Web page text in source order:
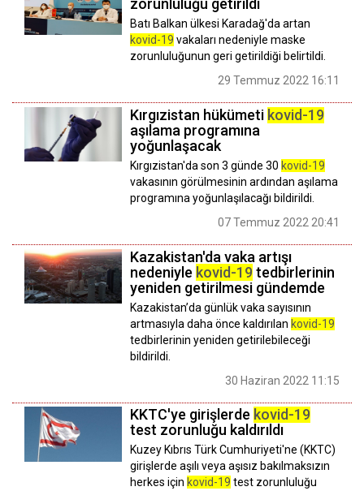
zorunluluğu getirildi
Batı Balkan ülkesi Karadağ'da artan
kovid-19 vakaları nedeniyle maske
zorunluluğunun geri getirildiği belirtildi.
29 Temmuz 2022 16:11
Kırgızistan hükümeti kovid-19
aşılama programına
yoğunlaşacak
Kırgızistan'da son 3 günde 30 kovid-19
vakasının görülmesinin ardından aşılama
programına yoğunlaşılacağı bildirildi.
07 Temmuz 2022 20:41
Kazakistan'da vaka artışı
nedeniyle kovid-19 tedbirlerinin
yeniden getirilmesi gündemde
Kazakistan’da günlük vaka sayısının
artmasıyla daha önce kaldırılan kovid-19
tedbirlerinin yeniden getirilebileceği
bildirildi.
30 Haziran 2022 11:15
KKTC'ye girişlerde kovid-19
test zorunluğu kaldırıldı
Kuzey Kıbrıs Türk Cumhuriyeti'ne (KKTC)
girişlerde aşılı veya aşısız bakılmaksızın
herkes için kovid-19 test zorunluluğu